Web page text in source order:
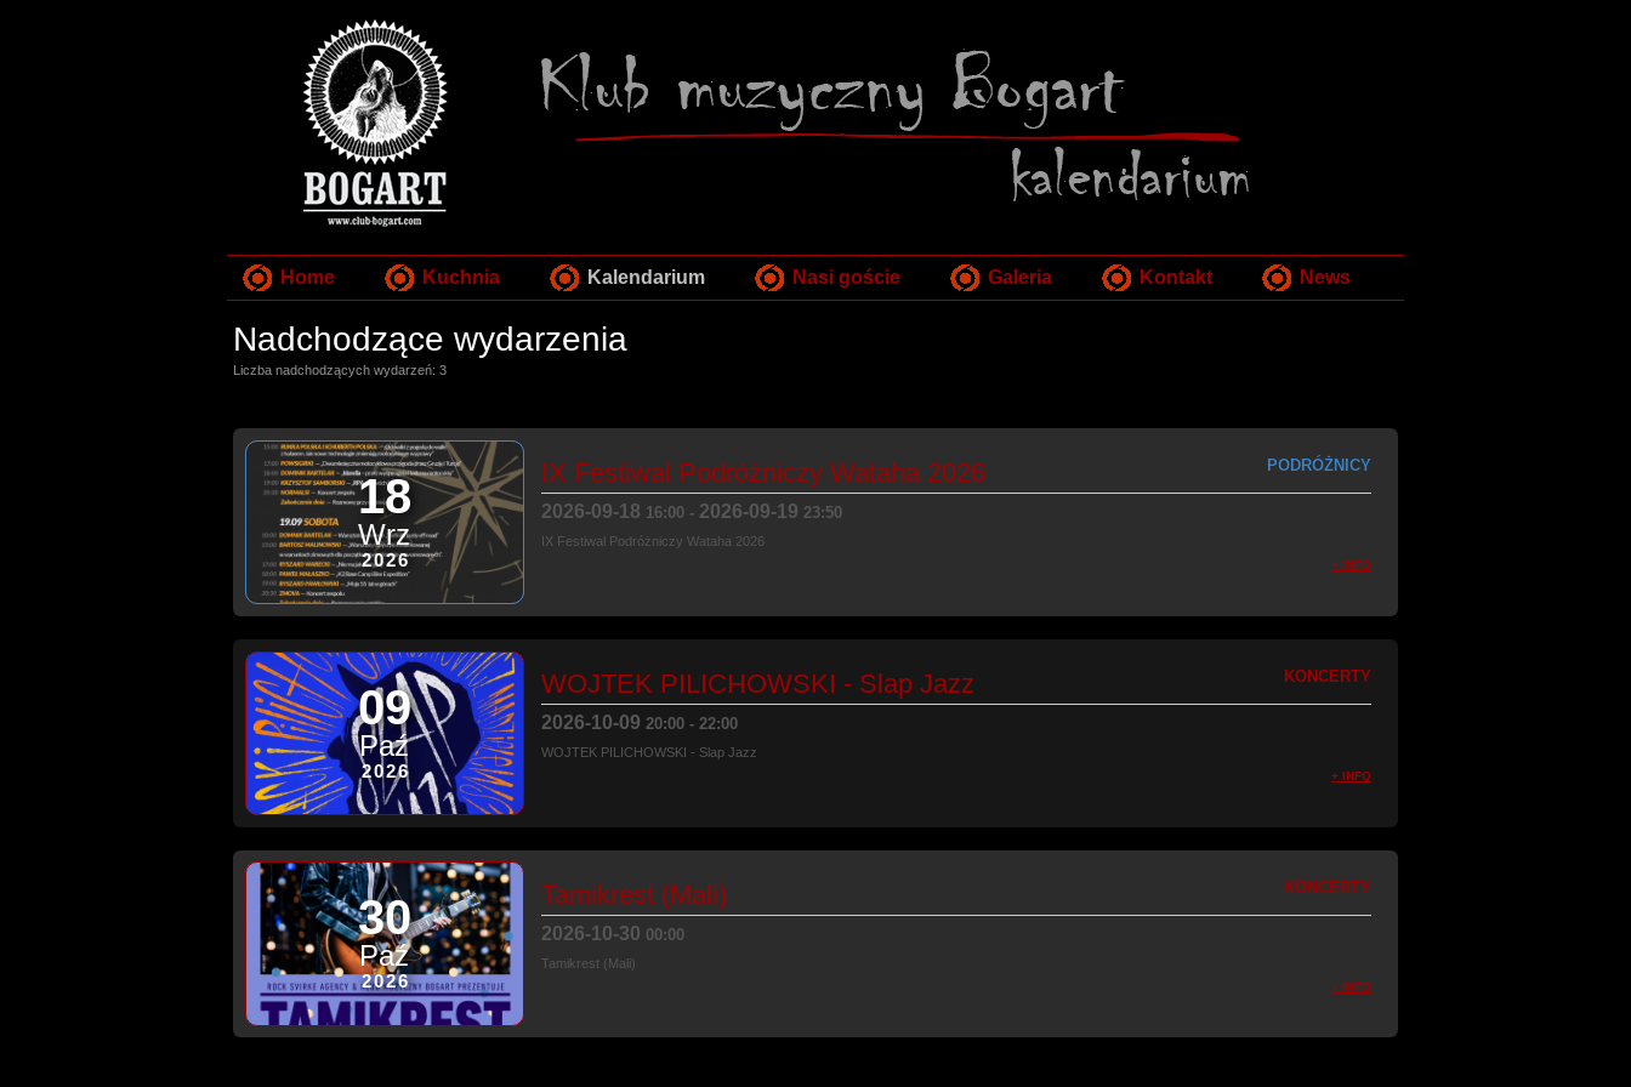
Home Kuchnia Kalendarium Nasi goście Galeria Kontakt News
Nadchodzące wydarzenia
Liczba nadchodzących wydarzeń: 3
18
Wrz
2026
IX Festiwal Podróżniczy Wataha 2026 PODRÓŻNICY
2026-09-18 16:00- 2026-09-19 23:50
IX Festiwal Podróżniczy Wataha 2026
+ INFO
09
Paź
2026
WOJTEK PILICHOWSKI - Slap Jazz KONCERTY
2026-10-09 20:00- 22:00
WOJTEK PILICHOWSKI - Slap Jazz
+ INFO
30
Paź
2026
Tamikrest (Mali) KONCERTY
2026-10-30 00:00
Tamikrest (Mali)
+ INFO